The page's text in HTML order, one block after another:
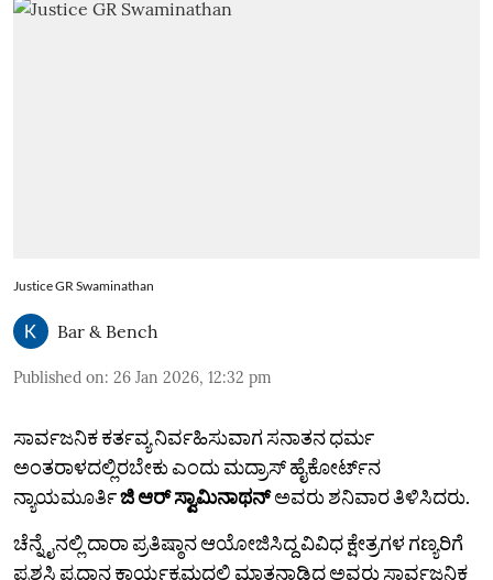
Justice GR Swaminathan
Bar & Bench
Published on: 26 Jan 2026, 12:32 pm
ಸಾರ್ವಜನಿಕ ಕರ್ತವ್ಯ ನಿರ್ವಹಿಸುವಾಗ ಸನಾತನ ಧರ್ಮ
ಅಂತರಾಳದಲ್ಲಿರಬೇಕು ಎಂದು ಮದ್ರಾಸ್ ಹೈಕೋರ್ಟ್‌ನ
ನ್ಯಾಯಮೂರ್ತಿಜಿ ಆರ್ ಸ್ವಾಮಿನಾಥನ್ಅವರು ಶನಿವಾರ ತಿಳಿಸಿದರು.
ಚೆನ್ನೈನಲ್ಲಿ ದಾರಾ ಪ್ರತಿಷ್ಠಾನ ಆಯೋಜಿಸಿದ್ದ ವಿವಿಧ ಕ್ಷೇತ್ರಗಳ ಗಣ್ಯರಿಗೆ
ಪ್ರಶಸ್ತಿ ಪ್ರದಾನ ಕಾರ್ಯಕ್ರಮದಲ್ಲಿ ಮಾತನಾಡಿದ ಅವರು ಸಾರ್ವಜನಿಕ